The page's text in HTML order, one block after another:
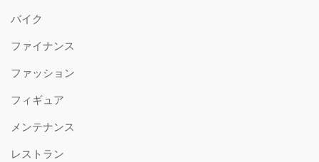
バイク
ファイナンス
ファッション
フィギュア
メンテナンス
レストラン